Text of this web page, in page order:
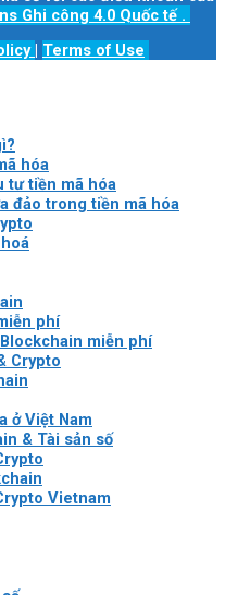
Ghi công 4.0 Quốc tế .
Terms of Use
hóa
tư tiền mã hóa
đảo trong tiền mã hóa
phí
miễn phí
Crypto
ở Việt Nam
& Tài sản số
Vietnam